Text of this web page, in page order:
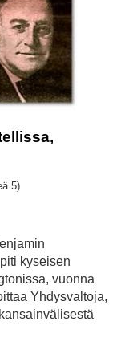
5)
kyseisen
vuonna
Yhdysvaltoja,